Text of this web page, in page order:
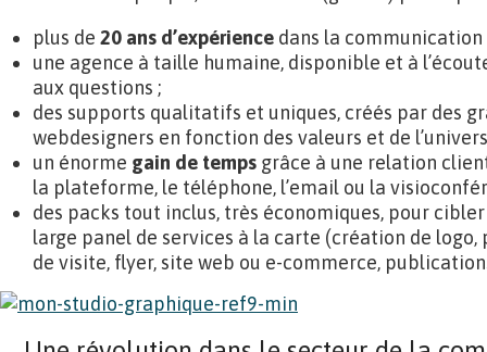
plus de 20 ans d’expérience dans la
une agence à taille humaine, disponible et à
aux questions ;
des supports qualitatifs et uniques, créés par des
webdesigners en fonction des valeurs et de
un énorme gain de temps grâce à une relation
la plateforme, le téléphone, l’email ou la
des packs tout inclus, très économiques, pour
large panel de services à la carte (création de
de visite, flyer, site web ou e-commerce,